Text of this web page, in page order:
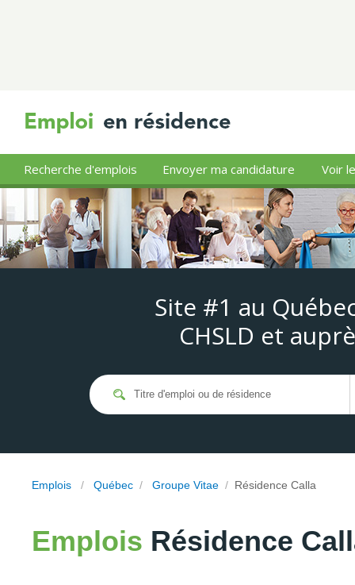
Recherche d'emplois Envoyer ma candidature Voir
Site #1 au
CHSLD et
Emplois / Québec / Groupe Vitae / Résidence Calla
Emplois Résidence